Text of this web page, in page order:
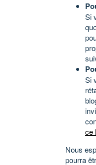
Si
Si
ce
Nous
pourra